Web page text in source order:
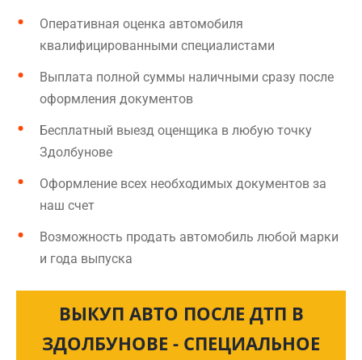
Оперативная оценка автомобиля
квалифицированными специалистами
Выплата полной суммы наличными сразу после
оформления документов
Бесплатный выезд оценщика в любую точку
Здолбунове
Оформление всех необходимых документов за
наш счет
Возможность продать автомобиль любой марки
и года выпуска
ВЫКУП АВТО ПОСЛЕ ДТП В
ЗДОЛБУНОВЕ - СПЕЦИАЛЬНОЕ